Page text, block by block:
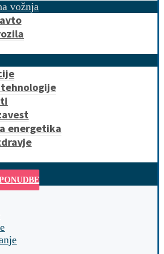
vožnja
energetika